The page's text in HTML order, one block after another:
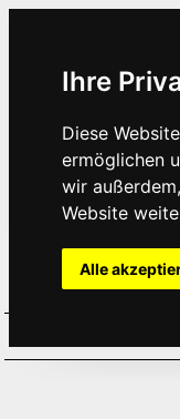
Ihre
Diese
ermöglichen
wir
Website
Alle